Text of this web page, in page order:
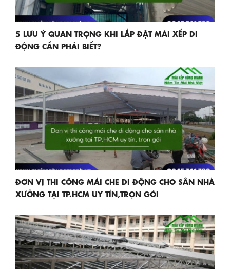
5 LƯU Ý QUAN TRỌNG KHI LẮP ĐẶT MÁI XẾP DI
ĐỘNG CẦN PHẢI BIẾT?
ĐƠN VỊ THI CÔNG MÁI CHE DI ĐỘNG CHO SÂN NHÀ
XƯỞNG TẠI TP.HCM UY TÍN,TRỌN GÓI